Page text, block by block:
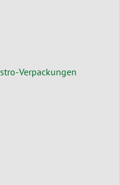
Verpackungen